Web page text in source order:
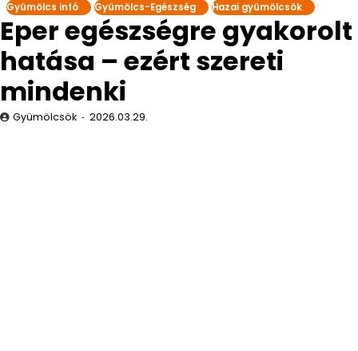
Gyümölcs infó Gyümölcs-Egészség Hazai gyümölcsök
Eper egészségre gyakorolt
hatása – ezért szereti
mindenki
Gyümölcsök 2026.03.29.